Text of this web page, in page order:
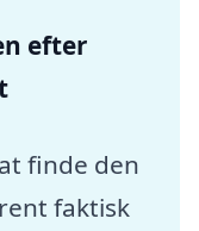
efter
finde den
faktisk